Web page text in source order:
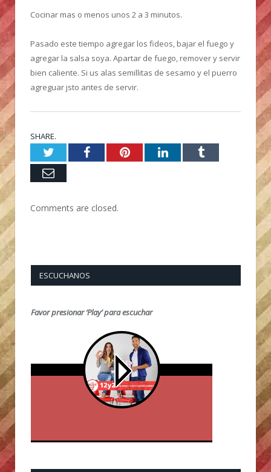
Cocinar mas o menos unos 2 a 3 minutos.
Pasado este tiempo agregar los fideos, bajar el fuego y
agregar la salsa soya. Apartar de fuego, remover y servir
bien caliente. Si us alas semillitas de sesamo y el puerro
agreguar jsto antes de servir.
SHARE.
TwitterFacebookPinterestLinkedInTumblr
Email
Comments are closed.
ESCUCHANOS
Favor presionar ‘Play’ para escuchar